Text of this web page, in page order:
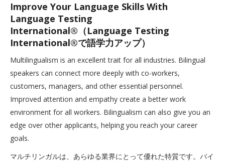
Improve Your Language Skills With
Language Testing
International®（Language Testing
International®で語学力アップ）
Multilingualism is an excellent trait for all industries. Bilingual
speakers can connect more deeply with co-workers,
customers, managers, and other essential personnel.
Improved attention and empathy create a better work
environment for all workers. Bilingualism can also give you an
edge over other applicants, helping you reach your career
goals.
マルチリンガルは、あらゆる業界にとって優れた特質です。バイ